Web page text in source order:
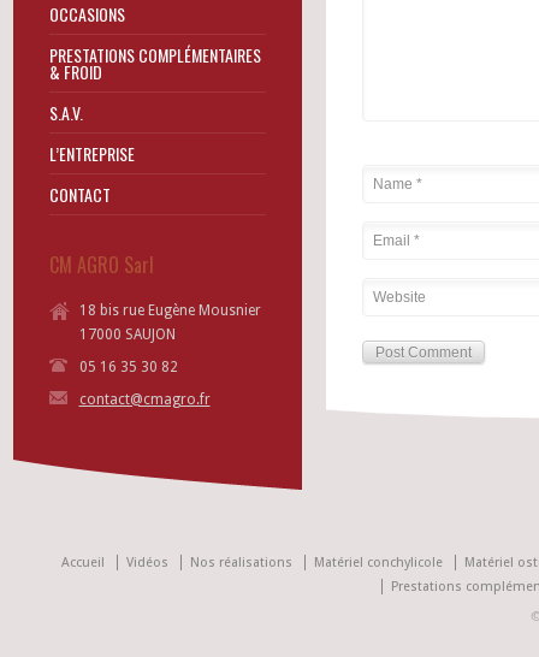
OCCASIONS
PRESTATIONS COMPLÉMENTAIRES
& FROID
S.A.V.
L’ENTREPRISE
CONTACT
CM AGRO Sarl
18 bis rue Eugène Mousnier
17000 SAUJON
05 16 35 30 82
contact@cmagro.fr
Accueil Vidéos Nos réalisations Matériel conchylicole
Matériel
Prestations